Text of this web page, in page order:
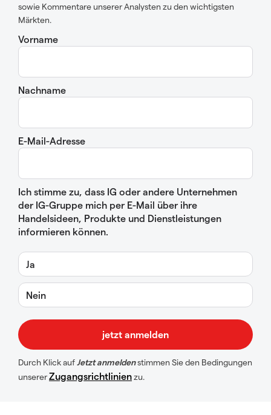
sowie Kommentare unserer Analysten zu den wichtigsten
Märkten.
Vorname
Nachname
E-Mail-Adresse
Ich stimme zu, dass IG oder andere Unternehmen
der IG-Gruppe mich per E-Mail über ihre
Handelsideen, Produkte und Dienstleistungen
informieren können.
Ja
Nein
Durch Klick aufJetzt anmeldenstimmen Sie den Bedingungen
unsererZugangsrichtlinienzu.